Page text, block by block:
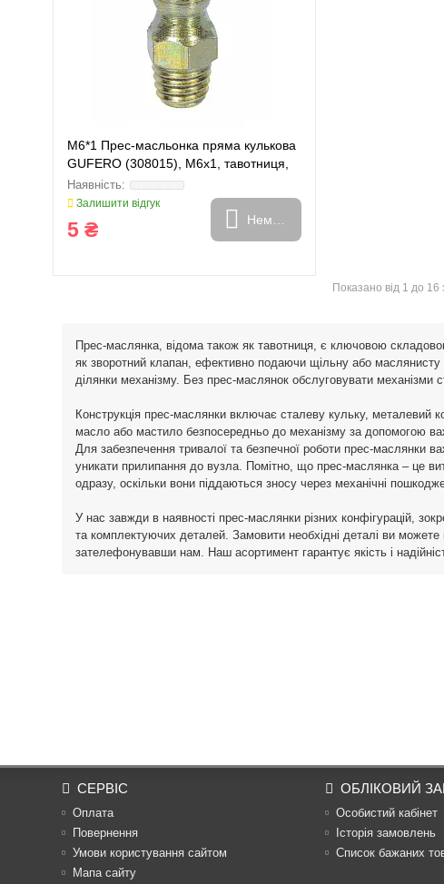
M6*1 Прес-масльонка пряма кулькова
GUFERO (308015), M6x1, тавотниця,
236944
Залишити відгук
5 ₴ Немає в наявності
Показано від 1 до 16
Прес-маслянка, відома також як тавотниця, є ключовою
як зворотний клапан, ефективно подаючи щільну або маслянисту
ділянки механізму. Без прес-маслянок обслуговувати
Конструкція прес-маслянки включає сталеву кульку,
масло або мастило безпосередньо до механізму за допомогою
Для забезпечення тривалої та безпечної роботи прес-маслянки
уникати прилипання до вузла. Помітно, що прес-маслянка – це
одразу, оскільки вони піддаються зносу через механічні
У нас завжди в наявності прес-маслянки різних конфігурацій,
та комплектуючих деталей. Замовити необхідні деталі ви
зателефонувавши нам. Наш асортимент гарантує якість і
СЕРВІС
Оплата
Повернення
Умови користування сайтом
Мапа сайту
ОБЛІКОВИЙ
Особистий кабінет
Історія замовлень
Список бажаних